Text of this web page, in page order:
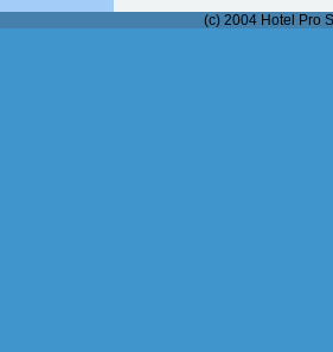
(c) 2004 Hotel Pro